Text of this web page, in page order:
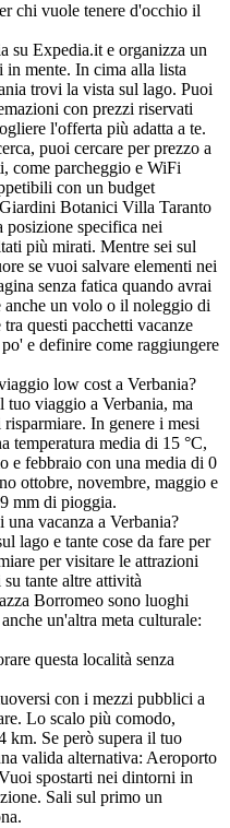
chi vuole tenere d'occhio il
su Expedia.it e organizza un
mente. In cima alla lista
trovi la vista sul lago. Puoi
con prezzi riservati
l'offerta più adatta a te.
puoi cercare per prezzo a
come parcheggio e WiFi
con un budget
Botanici Villa Taranto
specifica nei
più mirati. Mentre sei sul
se vuoi salvare elementi nei
senza fatica quando avrai
un volo o il noleggio di
questi pacchetti vacanze
e definire come raggiungere
low cost a Verbania?
tuo viaggio a Verbania, ma
In genere i mesi
temperatura media di 15 °C,
e febbraio con una media di 0
ottobre, novembre, maggio e
mm di pioggia.
vacanza a Verbania?
lago e tante cose da fare per
per visitare le attrazioni
tante altre attività
Borromeo sono luoghi
un'altra meta culturale:
questa località senza
con i mezzi pubblici a
Lo scalo più comodo,
Se però supera il tuo
valida alternativa: Aeroporto
spostarti nei dintorni in
Sali sul primo un